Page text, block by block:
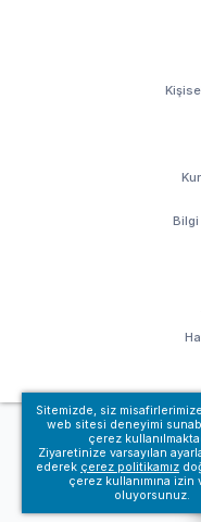
Sitemizde, siz
web sitesi deneyimi
çerez
Ziyaretinize varsayılan
ederek çerez politikamız
çerez kullanımına izin
oluyorsunuz.
Bilgi
© Fraport TAV Antalya
Kullanım